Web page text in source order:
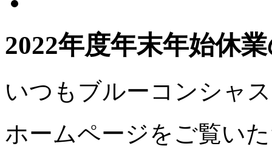
2022年度年末年始休
いつもブルーコンシャ
ホームページをご覧い